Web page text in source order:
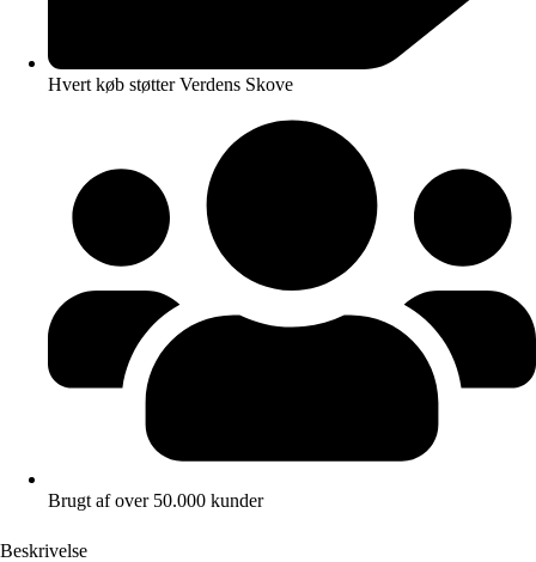
Hvert køb støtter Verdens Skove
Brugt af over 50.000 kunder
Beskrivelse